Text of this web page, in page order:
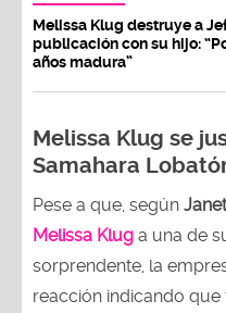
Melissa Klug destruye a
publicación con su hijo:
años madura”
Melissa Klug se
Samahara
Pese a que, según
Melissa Klug a una de
sorprendente, la
reacción indicando